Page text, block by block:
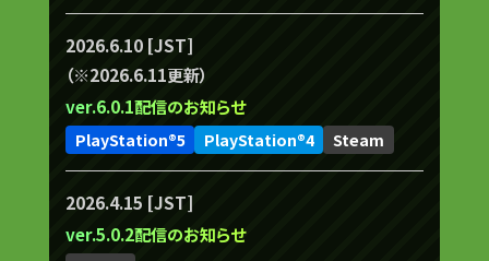
2026.6.10 [JST]
（※2026.6.11更新）
ver.6.0.1配信のお知らせ
PlayStation®5 PlayStation®4 Steam
2026.4.15 [JST]
ver.5.0.2配信のお知らせ